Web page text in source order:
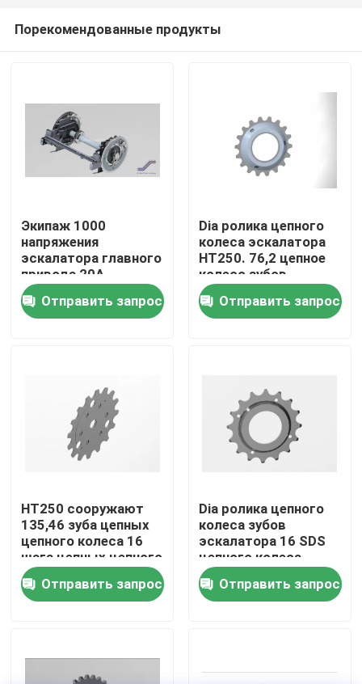
Товары
О нас
Контроль качества
Новости
Сделать запрос
Эскалатор двигая прогулки
Порекомендованные продукты
Экипаж 1000
напряжения
эскалатора главного
привода 20A
эскалатора ширины
Отправить запрос
Dia ролика цепного
колеса эскалатора
HT250. 76,2 цепное
колесо зубов
эскалатора 18
Отправить запрос
HT250 сооружают
135,46 зуба цепных
цепного колеса 16
шага цепных цепного
колеса эскалатора
симплексных
Отправить запрос
Dia ролика цепного
колеса зубов
эскалатора 16 SDS
цепного колеса
эскалатора тангажа
135,46. 106,2
Отправить запрос